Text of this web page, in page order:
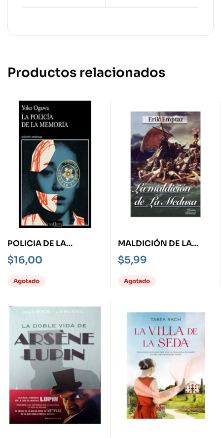
Productos relacionados
POLICIA DE LA
MEMORIA, LA
$16,00
Agotado
MALDICIÓN DE LA
MEDUSA, LA
$5,99
Agotado